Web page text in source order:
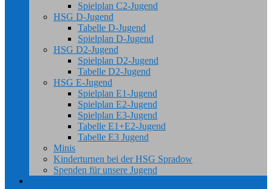
Spielplan C2-Jugend
HSG D-Jugend
Tabelle D-Jugend
Spielplan D-Jugend
HSG D2-Jugend
Spielplan D2-Jugend
Tabelle D2-Jugend
HSG E-Jugend
Spielplan E1-Jugend
Spielplan E2-Jugend
Spielplan E3-Jugend
Tabelle E1+E2-Jugend
Tabelle E3 Jugend
Minis
Kinderturnen bei der HSG Spradow
Spenden für unsere Jugend